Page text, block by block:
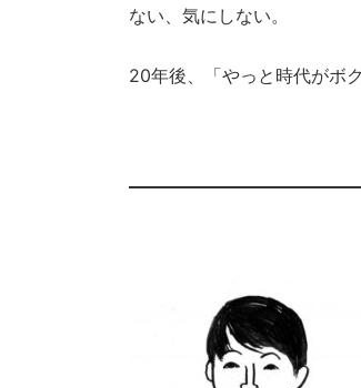
ない、気にしない。
20年後、「やっと時代がボ